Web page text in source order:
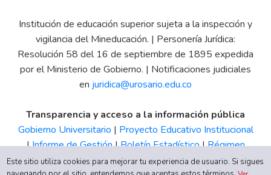
Institución de educación superior sujeta a la inspección y
vigilancia del Mineducación. | Personería Jurídica:
Resolución 58 del 16 de septiembre de 1895 expedida
por el Ministerio de Gobierno. | Notificaciones judiciales
en juridica@urosario.edu.co
Transparencia y acceso a la información pública
Gobierno Universitario | Proyecto Educativo Institucional
|Informe de Gestión|Boletín Estadístico|Régimen
Tributario|Estados Financieros |Código de Ética| Canal
Este sitio utiliza cookies para mejorar tu experiencia de usuario. Si sigues